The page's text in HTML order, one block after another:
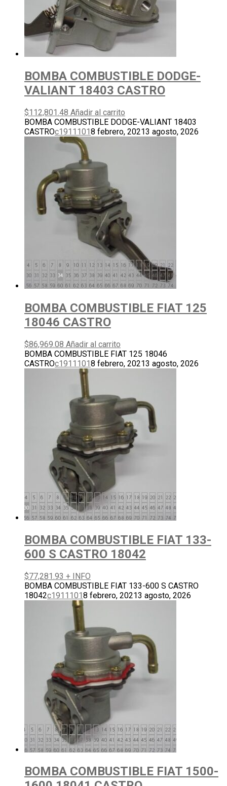
BOMBA COMBUSTIBLE DODGE-
VALIANT 18403 CASTRO
$112,801.48 Añadir al carrito
BOMBA COMBUSTIBLE DODGE-VALIANT 18403
CASTROc19111018 febrero, 20213 agosto, 2026
BOMBA COMBUSTIBLE FIAT 125
18046 CASTRO
$86,969.08 Añadir al carrito
BOMBA COMBUSTIBLE FIAT 125 18046
CASTROc19111018 febrero, 20213 agosto, 2026
BOMBA COMBUSTIBLE FIAT 133-
600 S CASTRO 18042
$77,281.93 + INFO
BOMBA COMBUSTIBLE FIAT 133-600 S CASTRO
18042c19111018 febrero, 20213 agosto, 2026
BOMBA COMBUSTIBLE FIAT 1500-